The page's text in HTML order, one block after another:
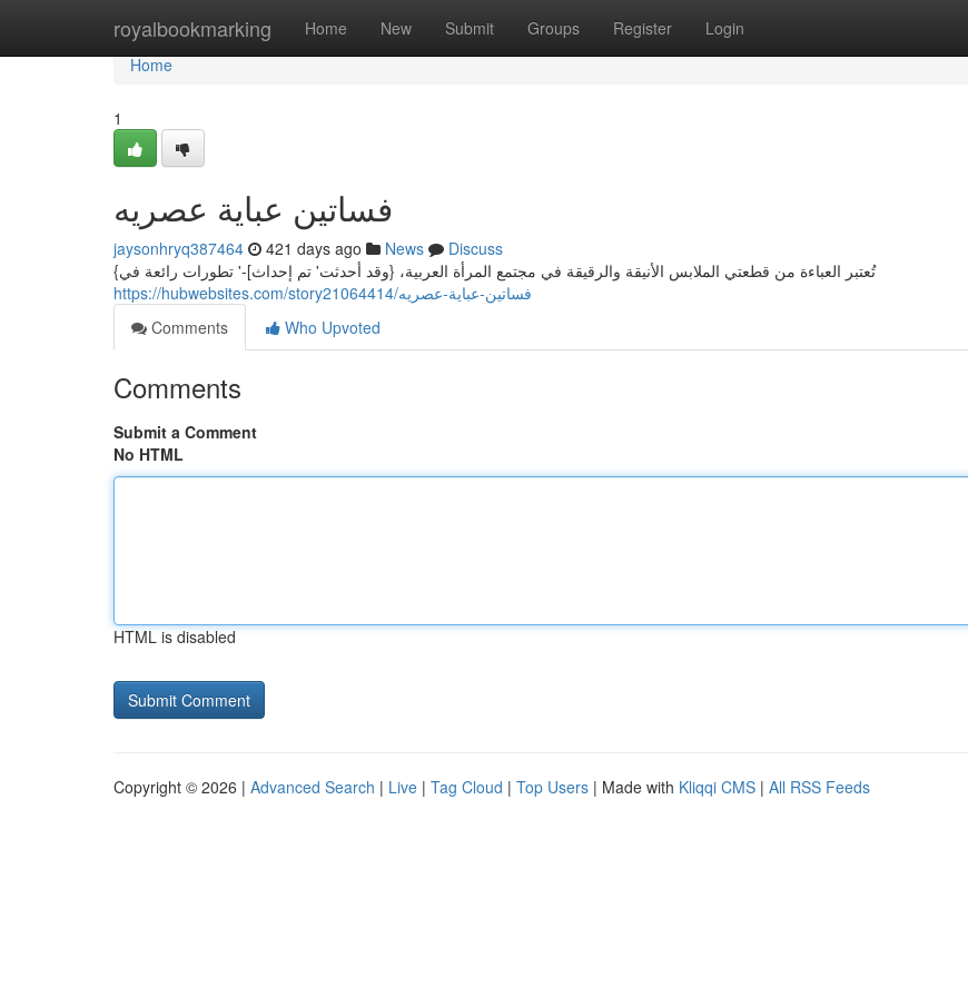
royalbookmarking Home New Submit Groups Register Login
Home
Home
1
فساتين عباية عصريه
jaysonhryq387464 421 days ago News
Discuss
{تُعتبر العباءة من قطعتي الملابس الأنيقة والرقيقة في مجتمع المرأة العربية، {وقد أحدثت' تم إحداث]-' تطورات رائعة في
https://hubwebsites.com/story21064414/فساتين-عباية-عصريه
Comments
Who Upvoted
Comments
Submit a Comment
No HTML
HTML is disabled
Copyright © 2026 | Advanced Search | Live | Tag Cloud | Top Users | Made with Kliqqi CMS | All RSS Feeds